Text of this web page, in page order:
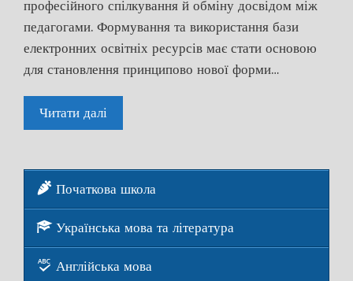
професійного спілкування й обміну досвідом між
педагогами. Формування та використання бази
електронних освітніх ресурсів має стати основою
для становлення принципово нової форми…
Читати далі
Початкова школа
Українська мова та література
Англійська мова